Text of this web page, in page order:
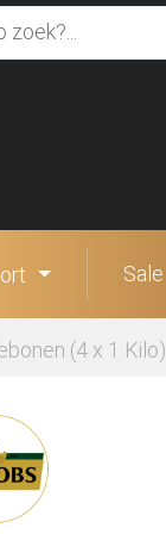
Sale
(4 x 1 Kilo)